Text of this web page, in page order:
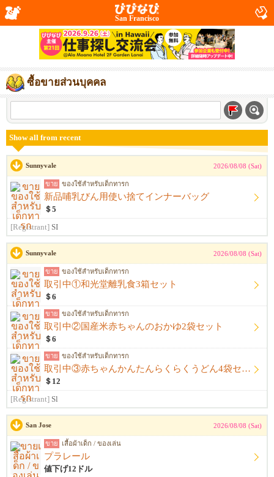
San Francisco
ซื้อขายส่วนบุคคล
Show all from recent
Sunnyvale 2026/08/08 (Sat)
ขาย ของใช้สำหรับเด็กทารก
新品哺乳びん用使い捨てインナーバッグ
＄5
[Registrant] SI
Sunnyvale 2026/08/08 (Sat)
ขาย ของใช้สำหรับเด็กทารก
取引中①和光堂離乳食3箱セット
＄6
ขาย ของใช้สำหรับเด็กทารก
取引中②国産米赤ちゃんのおかゆ2袋セット
＄6
ขาย ของใช้สำหรับเด็กทารก
取引中③赤ちゃんかんたんらくらくうどん4袋セット
＄12
[Registrant] Sl
San Jose 2026/08/08 (Sat)
ขาย เสื้อผ้าเด็ก / ของเล่น
プラレール
値下げ12ドル